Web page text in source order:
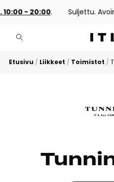
- 20:00. Suljettu.
Etusivu / Liikkeet / Toimistot /